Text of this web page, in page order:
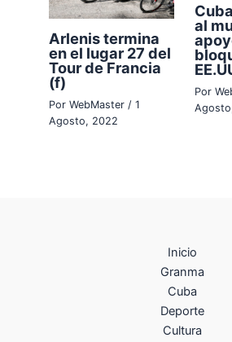
Arlenis termina
en el lugar 27 del
Tour de Francia
(f)
PorWebMaster/1
Agosto, 2022
al
Por
Inicio
Granma
Cuba
Deporte
Cultura